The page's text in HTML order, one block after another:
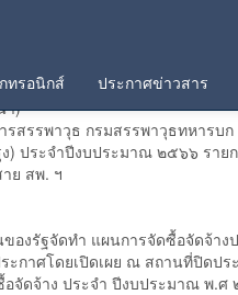
ทรอนิกส์ ประกาศข่าวสาร
า)
สรรพาวุธ กรมสรรพาวุธทหารบก
) ประจำปีงบประมาณ ๒๕๖๖ ร
ย สพ. ฯ
รัฐจัดทำ แผนการจัดซื้อจัดจ้าง
กาศโดยเปิดเผย ณ สถานที่ปิดป
จัดจ้าง ประจำ ปีงบประมาณ พ.